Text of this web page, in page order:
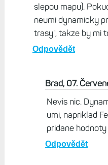
slepou mapu).
neumi dynamicky
trasy", takze by mi
Odpovědět
Brad, 07.
Nevis nic.
umi, napriklad
pridane
Odpovědět